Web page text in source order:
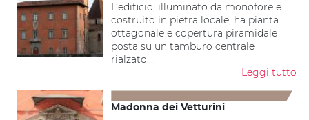
L’edificio, illuminato da monofore e
costruito in pietra locale, ha pianta
ottagonale e copertura piramidale
posta su un tamburo centrale
rialzato....
Leggi tutto
Madonna dei Vetturini